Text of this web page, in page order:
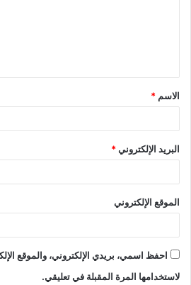
الاسم *
البريد الإلكتروني*
الموقع الإلكتروني
احفظ اسمي، بريدي الإلكتروني، والموقع
لاستخدامها المرة المقبلة في تعليقي.